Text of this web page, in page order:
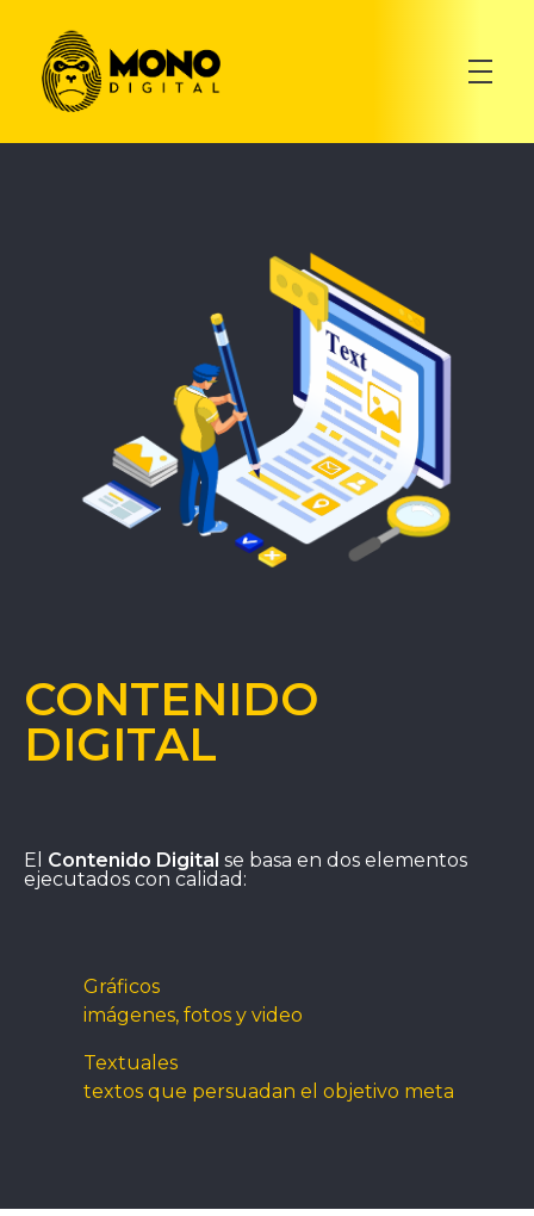
CONTENIDO
DIGITAL
El Contenido Digital se basa en dos elementos
ejecutados con calidad:
Gráficos
imágenes, fotos y video
Textuales
textos que persuadan el objetivo meta